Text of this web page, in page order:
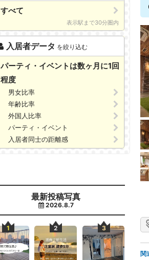
すべて
表示駅まで30分圏内
入居者データ を絞り込む
パーティ・イベントは数ヶ月に1回
程度
男女比率
年齢比率
外国人比率
パーティ・イベント
入居者同士の距離感
最新投稿写真
2026.8.7
関